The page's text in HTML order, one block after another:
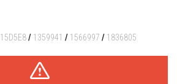
15D5E8/ 1359941 / 1566997 / 1836805